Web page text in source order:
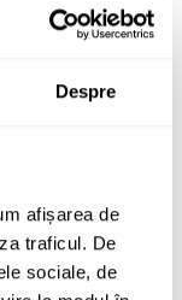
Despre
afișarea de
traficul. De
sociale, de
vertical
lichid de fum
de fum si